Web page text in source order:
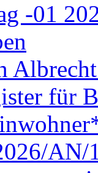
-01
für
AN/